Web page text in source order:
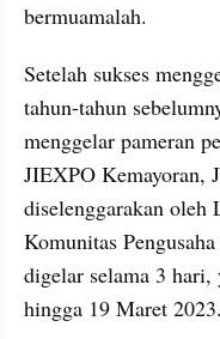
bermuamalah.
Setelah sukses
tahun-tahun
menggelar pameran
JIEXPO Kemayoran,
diselenggarakan oleh
Komunitas
digelar selama 3
hingga 19 Maret 2023.